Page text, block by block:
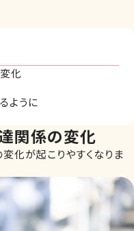
化
ように
関係の変化
化が起こりやすくなりま